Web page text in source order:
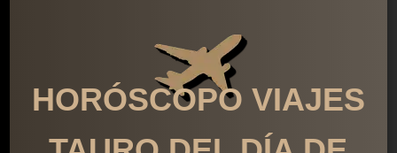
HORÓSCOPO VIAJES